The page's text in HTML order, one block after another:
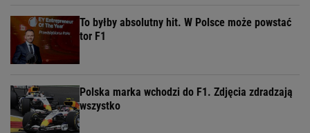
To byłby absolutny hit. W Polsce może powstać
tor F1
Polska marka wchodzi do F1. Zdjęcia zdradzają
wszystko